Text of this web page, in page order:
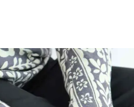
プルオーバー
2026サマーコレクション
POP UP SHOP